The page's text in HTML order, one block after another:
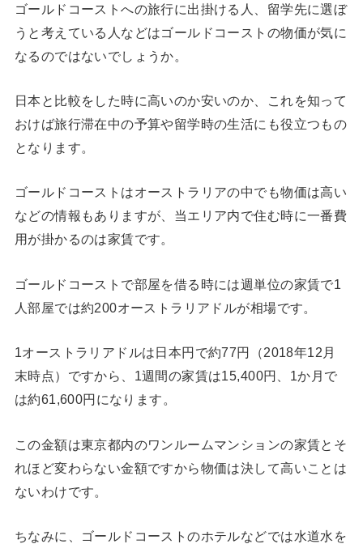
ゴールドコーストへの旅行に出掛ける人、留学先に選ぼ
うと考えている人などはゴールドコーストの物価が気に
なるのではないでしょうか。
日本と比較をした時に高いのか安いのか、これを知って
おけば旅行滞在中の予算や留学時の生活にも役立つもの
となります。
ゴールドコーストはオーストラリアの中でも物価は高い
などの情報もありますが、当エリア内で住む時に一番費
用が掛かるのは家賃です。
ゴールドコーストで部屋を借る時には週単位の家賃で1
人部屋では約200オーストラリアドルが相場です。
1オーストラリアドルは日本円で約77円（2018年12月
末時点）ですから、1週間の家賃は15,400円、1か月で
は約61,600円になります。
この金額は東京都内のワンルームマンションの家賃とそ
れほど変わらない金額ですから物価は決して高いことは
ないわけです。
ちなみに、ゴールドコーストのホテルなどでは水道水を